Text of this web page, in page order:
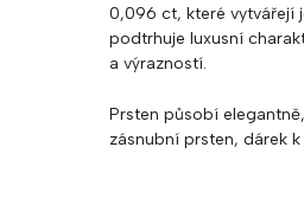
0,096 ct, které vytvářejí
podtrhuje luxusní
a výrazností.
Prsten působí
zásnubní prsten, dárek